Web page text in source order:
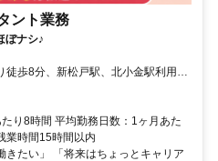
ント業務
ぼナシ♪
徒歩8分、新松戸駅、北小金駅利用可
り8時間 平均勤務日数：1ヶ月あた
業時間15時間以内
きたい」 「将来はちょっとキャリア